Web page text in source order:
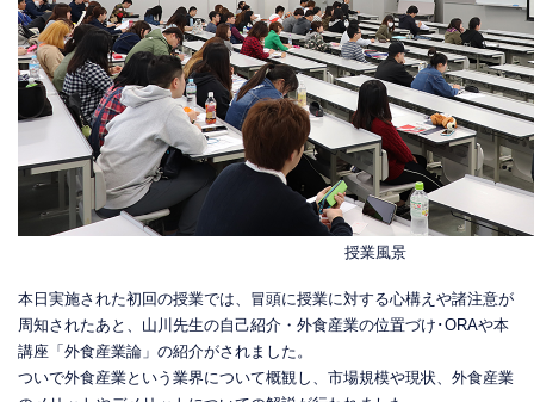
授業風景
本日実施された初回の授業では、冒頭に授業に対する心構えや諸注意が
周知されたあと、山川先生の自己紹介・外食産業の位置づけ･ORAや本
講座「外食産業論」の紹介がされました。
ついで外食産業という業界について概観し、市場規模や現状、外食産業